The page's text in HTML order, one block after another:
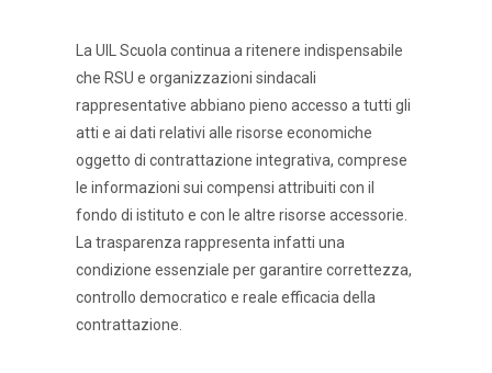
La UIL Scuola continua a ritenere indispensabile
che RSU e organizzazioni sindacali
rappresentative abbiano pieno accesso a tutti gli
atti e ai dati relativi alle risorse economiche
oggetto di contrattazione integrativa, comprese
le informazioni sui compensi attribuiti con il
fondo di istituto e con le altre risorse accessorie.
La trasparenza rappresenta infatti una
condizione essenziale per garantire correttezza,
controllo democratico e reale efficacia della
contrattazione.